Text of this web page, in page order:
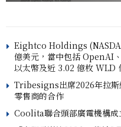
Eightco Holdings
億美元，當中包括 OpenAI
以太幣及近 3.02 億枚 WLD
Tribesigns出席2026年拉斯
零售商的合作
Coolita聯合頭部廣電機構成